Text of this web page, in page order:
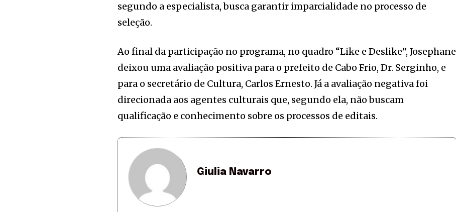
segundo a especialista, busca garantir imparcialidade no processo de
seleção.
Ao final da participação no programa, no quadro “Like e Deslike”, Josephane
deixou uma avaliação positiva para o prefeito de Cabo Frio, Dr. Serginho, e
para o secretário de Cultura, Carlos Ernesto. Já a avaliação negativa foi
direcionada aos agentes culturais que, segundo ela, não buscam
qualificação e conhecimento sobre os processos de editais.
Giulia Navarro